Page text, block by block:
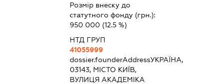
Розмір внеску до
статутного фонду (грн.):
950 000 (12.5 %)
НТД ГРУП
41055999
dossier.founderAddressУКРАЇНА,
03143, МІСТО КИЇВ,
ВУЛИЦЯ АКАДЕМІКА